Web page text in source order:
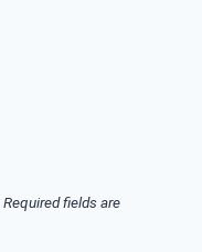
Required fields are